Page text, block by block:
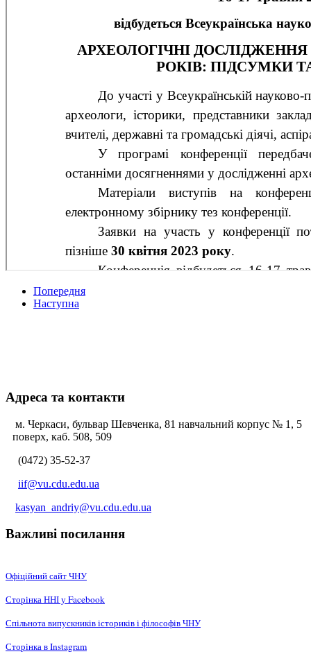
Попередня
Наступна
Адреса та контакти
м. Черкаси, бульвар Шевченка, 81 навчальний корпус № 1, 5
поверх, каб. 508, 509
(0472) 35-52-37
iif@vu.cdu.edu.ua
kasyan_andriy@vu.cdu.edu.ua
Важливі посилання
Офіційний сайт ЧНУ
Сторінка ННІ у Facebook
Спільнота випускників істориків і філософів ЧНУ
Сторінка в Instagram